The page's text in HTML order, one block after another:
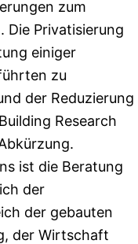
zum
Die Privatisierung
einiger
zu
der Reduzierung
Research
ist die Beratung
der
der gebauten
der Wirtschaft